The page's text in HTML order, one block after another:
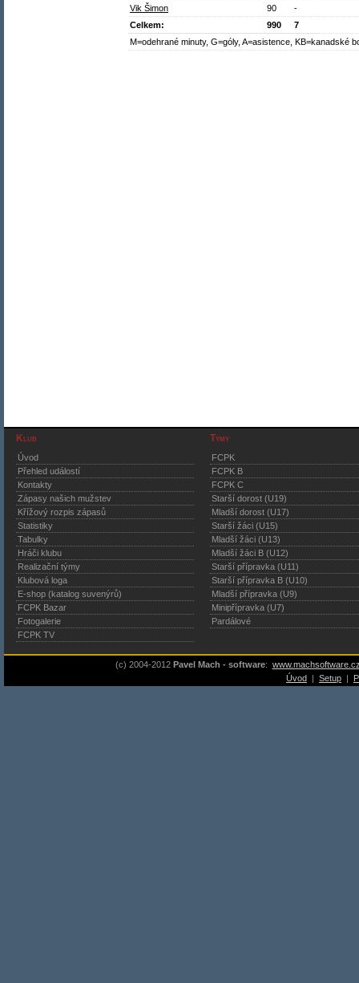
Vik Šimon
90
-
Celkem:
990
7
M=odehrané minuty, G=góly, A=asistence, KB=kanadské
Klub
Úvod
Přehled událostí
Kontakty
Zápasy našich mužstev
Křížový rozpis zápasů
Statistiky
Tabulky
Hráči klubu
Realizační týmy
Klubová loga
E-shop (katalog suvenýrů)
FCPK Bazar
Fotogalerie
FCPK TV
Týmy
FCPK
FCPK B
FCPK C
Starší dorost (U19)
Mladší dorost (U17)
Starší žáci (U15)
Mladší žáci (U13)
Mladší žáci B (U12)
Starší přípravka (U11)
Starší přípravka B (U10)
Mladší přípravka (U9)
Minipřípravka (U7)
Pardálové
(c) 2004-2012 Pavel Mach - software:
Úvod | Setup |